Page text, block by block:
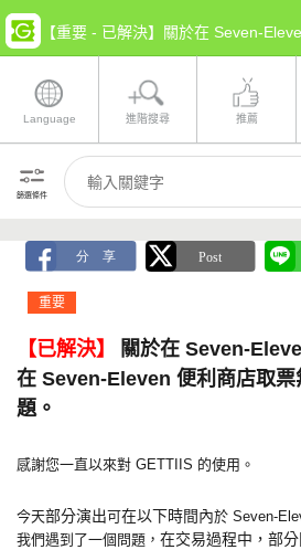
Language 進階搜尋 推薦
篩選條件
重要
【已解決】
關於在 Seven-
在 Seven-Eleven 便利商店取票
題。
感謝您一直以來對 GETTIIS 的使用。
今天部分演出可在以下時間內於 Seven-
我們遇到了一個問題， 在交易過程中， 部